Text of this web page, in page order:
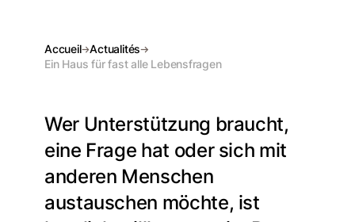
Accueil
Actualités
Ein Haus für fast alle Lebensfragen
Wer Unterstützung braucht,
eine Frage hat oder sich mit
anderen Menschen
austauschen möchte, ist